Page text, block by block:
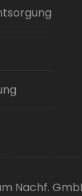
Nachf.